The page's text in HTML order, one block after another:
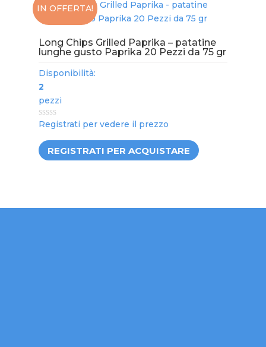
IN OFFERTA!
Long Chips Grilled Paprika – patatine
lunghe gusto Paprika 20 Pezzi da 75 gr
Disponibilità:
2
pezzi
0
out
Registrati per vedere il prezzo
REGISTRATI PER ACQUISTARE